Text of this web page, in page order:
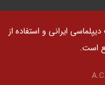
ایرانی و استفاده از
است.